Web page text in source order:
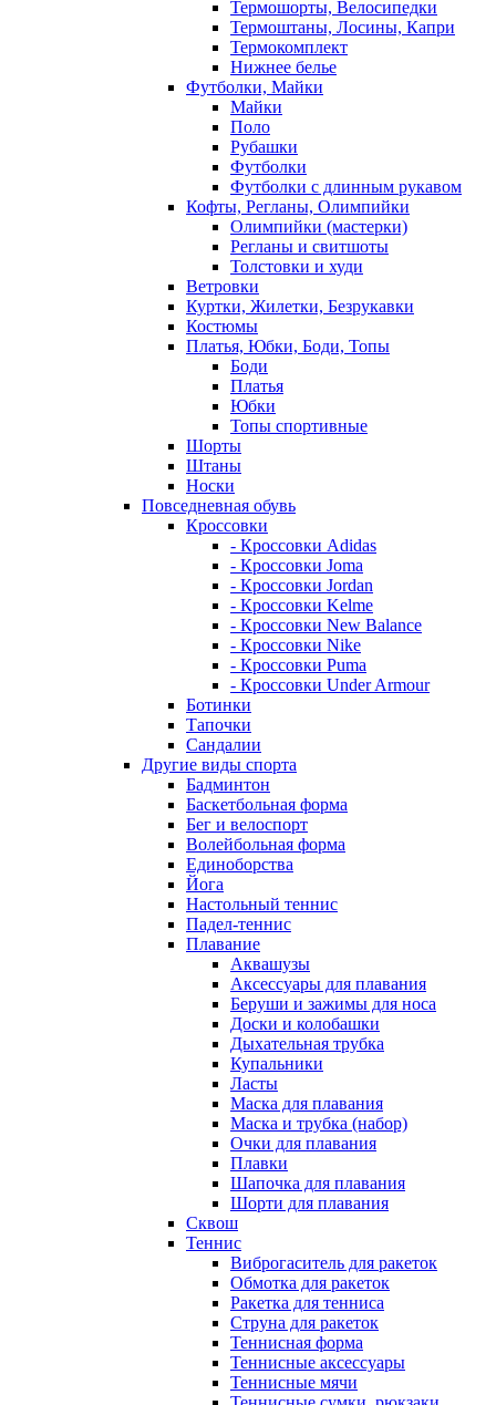
Термошорты, Велосипедки
Термоштаны, Лосины, Капри
Термокомплект
Нижнее белье
Футболки, Майки
Майки
Поло
Рубашки
Футболки
Футболки с длинным рукавом
Кофты, Регланы, Олимпийки
Олимпийки (мастерки)
Регланы и свитшоты
Толстовки и худи
Ветровки
Куртки, Жилетки, Безрукавки
Костюмы
Платья, Юбки, Боди, Топы
Боди
Платья
Юбки
Топы спортивные
Шорты
Штаны
Носки
Повседневная обувь
Кроссовки
- Кроссовки Adidas
- Кроссовки Joma
- Кроссовки Jordan
- Кроссовки Kelme
- Кроссовки New Balance
- Кроссовки Nike
- Кроссовки Puma
- Кроссовки Under Armour
Ботинки
Тапочки
Сандалии
Другие виды спорта
Бадминтон
Баскетбольная форма
Бег и велоспорт
Волейбольная форма
Единоборства
Йога
Настольный теннис
Падел-теннис
Плавание
Аквашузы
Аксессуары для плавания
Беруши и зажимы для носа
Доски и колобашки
Дыхательная трубка
Купальники
Ласты
Маска для плавания
Маска и трубка (набор)
Очки для плавания
Плавки
Шапочка для плавания
Шорти для плавания
Сквош
Теннис
Виброгаситель для ракеток
Обмотка для ракеток
Ракетка для тенниса
Струна для ракеток
Теннисная форма
Теннисные аксессуары
Теннисные мячи